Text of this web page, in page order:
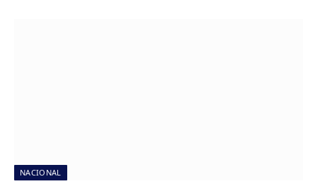
NACIONAL